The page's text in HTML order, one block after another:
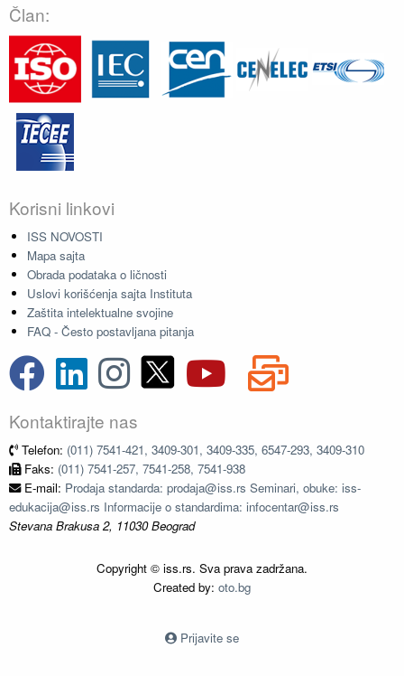
Član:
Korisni linkovi
ISS NOVOSTI
Mapa sajta
Obrada podataka o ličnosti
Uslovi korišćenja sajta Instituta
Zaštita intelektualne svojine
FAQ - Često postavljana pitanja
Kontaktirajte nas
Telefon: (011) 7541-421, 3409-301, 3409-335, 6547-293, 3409-310
Faks: (011) 7541-257, 7541-258, 7541-938
E-mail: Prodaja standarda: prodaja@iss.rs Seminari, obuke: iss-
edukacija@iss.rs Informacije o standardima: infocentar@iss.rs
Stevana Brakusa 2, 11030 Beograd
Copyright © iss.rs. Sva prava zadržana.
Created by: oto.bg
Prijavite se